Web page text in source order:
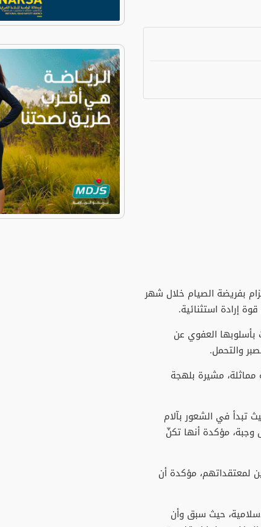
بفريضة الصيام خلال شهر
إرادة استثنائية.
العفوي عن
والتحمل.
مشيرة بلهجة
تبدأ في الشعور بآلام
مؤكدة أنها تكنّ
لمعتقداتهم، مؤكدة أن
حيث سبق وأن